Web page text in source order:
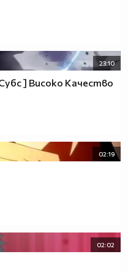
23:10
] Високо Качество
02:19
02:02